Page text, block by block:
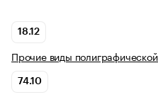
18.12
Прочие виды
74.10